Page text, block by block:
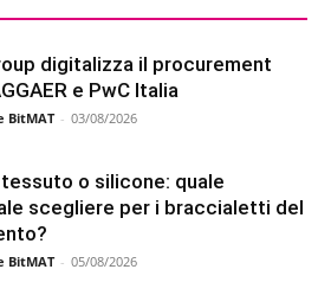
digitalizza il procurement
e PwC Italia
BitMAT - 03/08/2026
o silicone: quale
scegliere per i braccialetti del
BitMAT - 05/08/2026